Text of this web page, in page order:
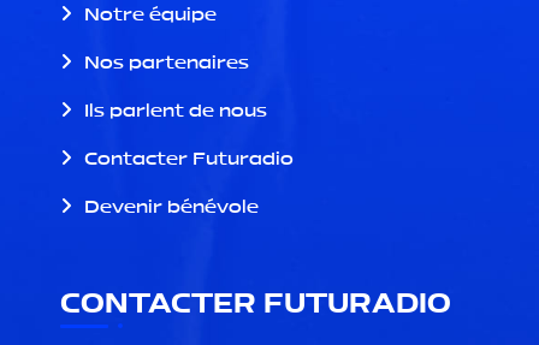
Notre équipe
Nos partenaires
Ils parlent de nous
Contacter Futuradio
Devenir bénévole
CONTACTER FUTURADIO